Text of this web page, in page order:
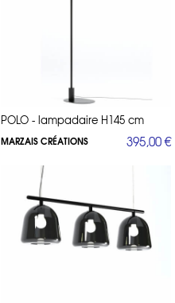
POLO - lampadaire H145 cm
MARZAIS CRÉATIONS 395,00 €